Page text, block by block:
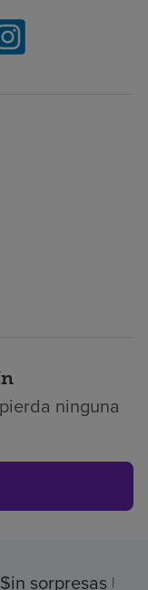
ninguna
Sin sorpresas